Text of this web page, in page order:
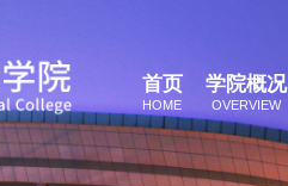
首页
HOME
学院概况
OVERVIEW